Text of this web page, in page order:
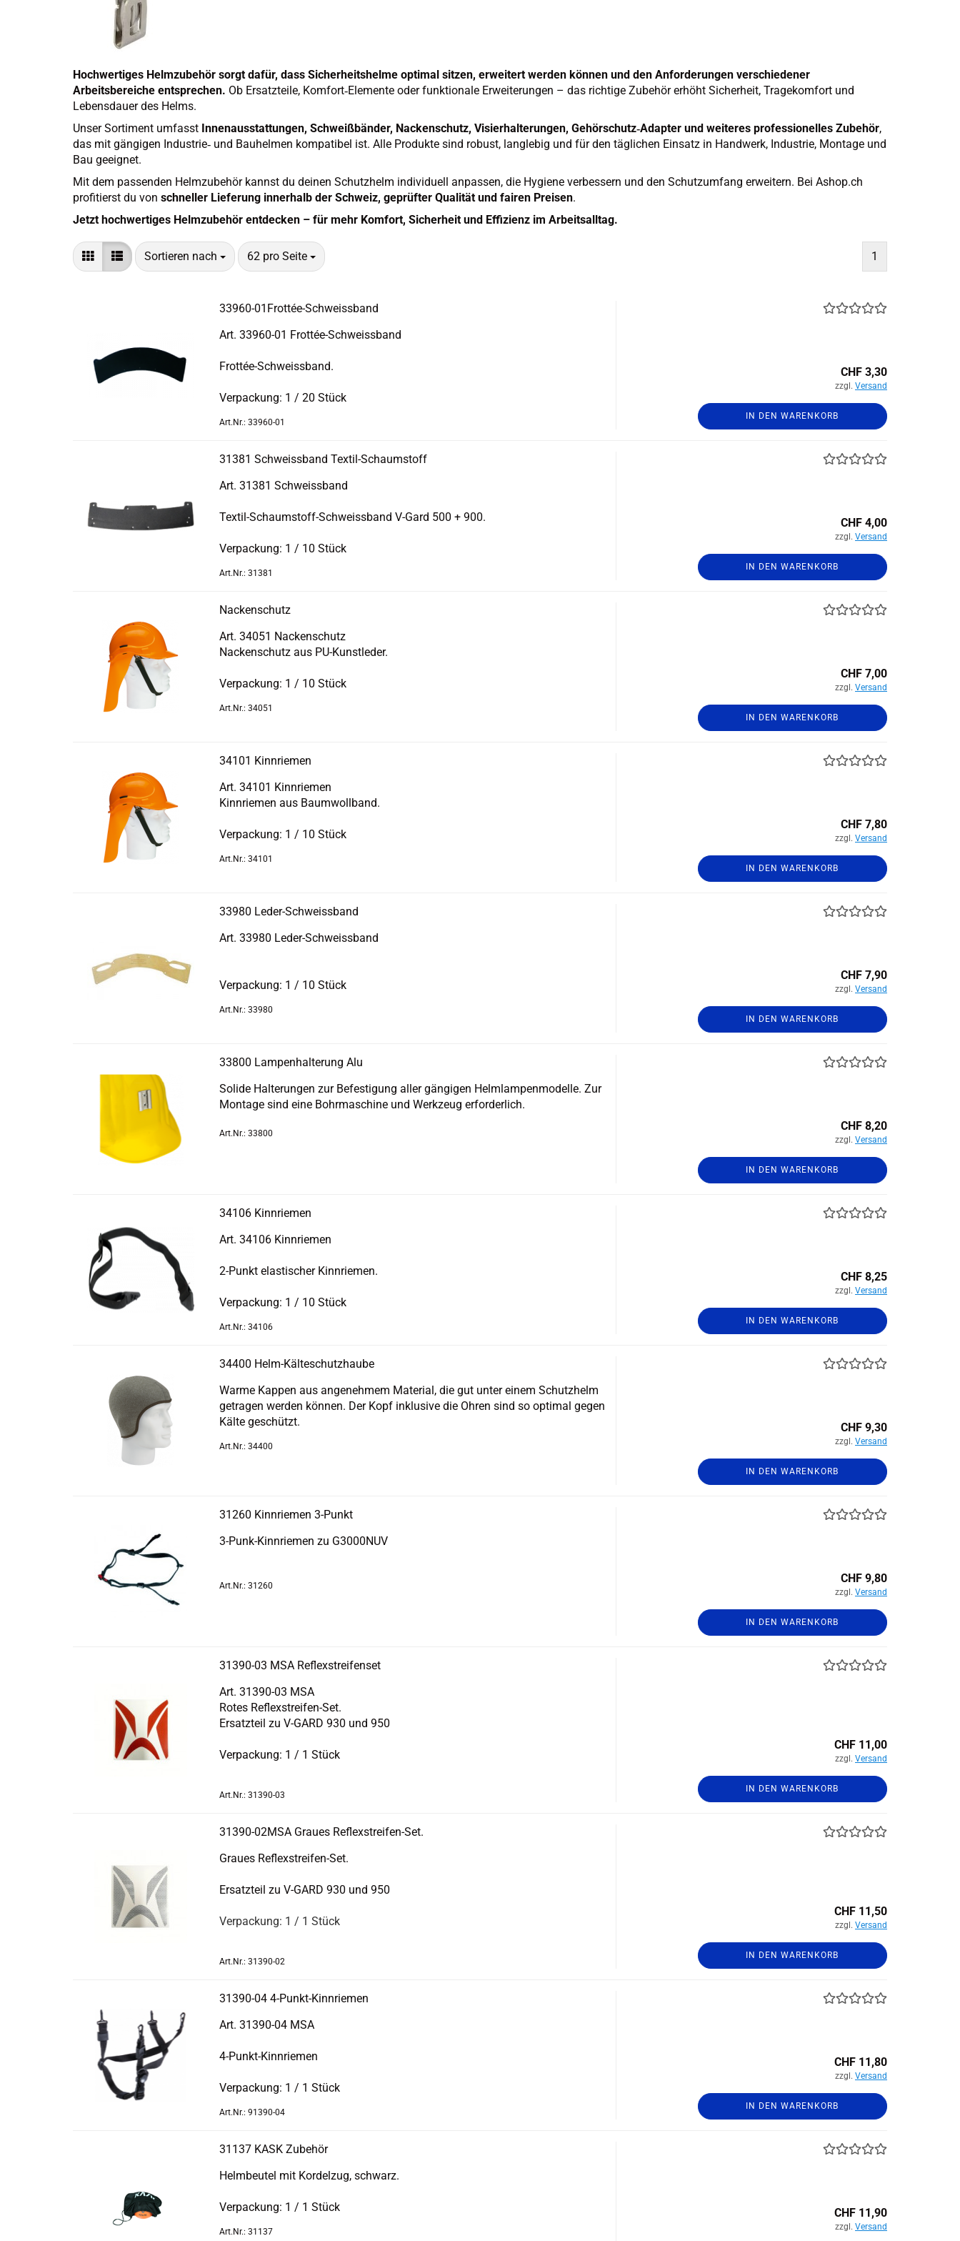
Hochwertiges Helmzubehör sorgt dafür, dass Sicherheitshelme optimal sitzen, erweitert werden können und den Anforderungen verschiedener
Arbeitsbereiche entsprechen. Ob Ersatzteile, Komfort‑Elemente oder funktionale Erweiterungen – das richtige Zubehör erhöht Sicherheit, Tragekomfort und
Lebensdauer des Helms.
Unser Sortiment umfasst Innenausstattungen, Schweißbänder, Nackenschutz, Visierhalterungen, Gehörschutz‑Adapter und weiteres professionelles Zubehör,
das mit gängigen Industrie‑ und Bauhelmen kompatibel ist. Alle Produkte sind robust, langlebig und für den täglichen Einsatz in Handwerk, Industrie, Montage und
Bau geeignet.
Mit dem passenden Helmzubehör kannst du deinen Schutzhelm individuell anpassen, die Hygiene verbessern und den Schutzumfang erweitern. Bei Ashop.ch
profitierst du von schneller Lieferung innerhalb der Schweiz, geprüfter Qualität und fairen Preisen.
Jetzt hochwertiges Helmzubehör entdecken – für mehr Komfort, Sicherheit und Effizienz im Arbeitsalltag.
Sortieren nach
Sortieren nach 62 pro Seite
pro Seite 1
33960-​​01Frottée-​Schweiss­band
Art. 33960-​01 Frottée-​Schweissband
Frottée-​Schweissband.
Ver­pa­ckung: 1 / 20 Stück
Art.Nr.: 33960-01
CHF 3,30
zzgl. Versand
IN DEN WARENKORB
31381 Schweiss­band Textil-​​Schaum­stoff
Art. 31381 Schweiss­band
Textil-​Schaumstoff-Schweissband V-​Gard 500 + 900.
Ver­pa­ckung: 1 / 10 Stück
Art.Nr.: 31381
CHF 4,00
zzgl. Versand
IN DEN WARENKORB
Na­cken­schutz
Art. 34051 Na­cken­schutz
Na­cken­schutz aus PU-​Kunstleder.
Ver­pa­ckung: 1 / 10 Stück
Art.Nr.: 34051
CHF 7,00
zzgl. Versand
IN DEN WARENKORB
34101 Kinn­rie­men
Art. 34101 Kinn­rie­men
Kinn­rie­men aus Baum­woll­band.
Ver­pa­ckung: 1 / 10 Stück
Art.Nr.: 34101
CHF 7,80
zzgl. Versand
IN DEN WARENKORB
33980 Leder-​​Schweiss­band
Art. 33980 Leder-​Schweissband
Ver­pa­ckung: 1 / 10 Stück
Art.Nr.: 33980
CHF 7,90
zzgl. Versand
IN DEN WARENKORB
33800 Lam­pen­hal­te­rung Alu
So­li­de Hal­te­run­gen zur Be­fes­ti­gung aller gän­gi­gen Helm­lam­pen­mo­del­le. Zur
Mon­ta­ge sind eine Bohr­ma­schi­ne und Werk­zeug er­for­der­lich.
Art.Nr.: 33800
CHF 8,20
zzgl. Versand
IN DEN WARENKORB
34106 Kinn­rie­men
Art. 34106 Kinn­rie­men
2-​Punkt elas­ti­scher Kinn­rie­men.
Ver­pa­ckung: 1 / 10 Stück
Art.Nr.: 34106
CHF 8,25
zzgl. Versand
IN DEN WARENKORB
34400 Helm-​Käl­te­schutz­hau­be
Warme Kap­pen aus an­ge­neh­mem Ma­te­ri­al, die gut unter einem Schutz­helm
ge­tra­gen wer­den kön­nen. Der Kopf in­klu­si­ve die Ohren sind so op­ti­mal gegen
Kälte ge­schützt.
Art.Nr.: 34400
CHF 9,30
zzgl. Versand
IN DEN WARENKORB
31260 Kinn­rie­men 3-​Punkt
3-​Punk-Kinnriemen zu G3000NUV
Art.Nr.: 31260
CHF 9,80
zzgl. Versand
IN DEN WARENKORB
31390-​​03 MSA Re­flex­strei­fen­set
Art. 31390-​03 MSA
‌Rotes Reflexstreifen-​Set.
Er­satz­teil zu V-​GARD 930 und 950
Ver­pa­ckung: 1 / 1 Stück
Art.Nr.: 31390-03
CHF 11,00
zzgl. Versand
IN DEN WARENKORB
31390-​​02MSA Grau­es Reflexstreifen-​​Set.
Grau­es Reflexstreifen-​Set.
Er­satz­teil zu V-​GARD 930 und 950
Ver­pa­ckung: 1 / 1 Stück
Art.Nr.: 31390-02
CHF 11,50
zzgl. Versand
IN DEN WARENKORB
31390-​​04 4-​Punkt-​Kinnriemen
Art. 31390-​04 MSA
4-​Punkt-Kinnriemen
Ver­pa­ckung: 1 / 1 Stück
Art.Nr.: 91390-04
CHF 11,80
zzgl. Versand
IN DEN WARENKORB
31137 KASK Zu­be­hör
‌Helmbeutel mit Kor­del­zug, schwarz.
Ver­pa­ckung: 1 / 1 Stück
Art.Nr.: 31137
CHF 11,90
zzgl. Versand